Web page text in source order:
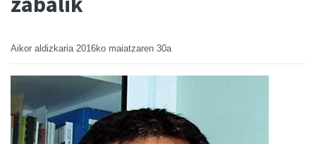
Aikor aldizkaria 2016ko maiatzaren 30a